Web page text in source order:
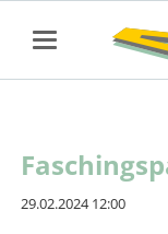
29.02.2024 12:00